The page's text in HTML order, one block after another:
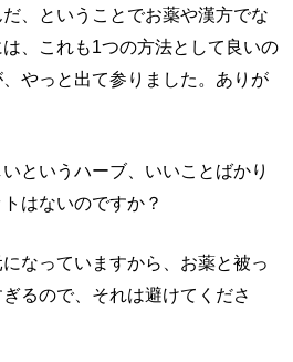
、ということでお薬や漢方でな
、これも1つの方法として良いの
やっと出て参りました。ありが
というハーブ、いいことばかり
はないのですか？
なっていますから、お薬と被っ
るので、それは避けてくださ